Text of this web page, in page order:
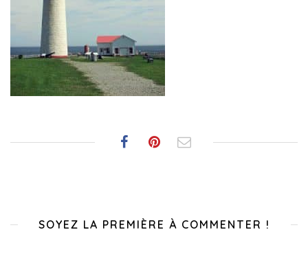
SOYEZ LA PREMIÈRE À COMMENTER !